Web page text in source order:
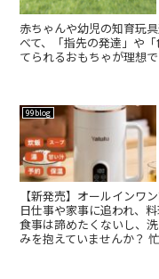
赤ちゃんや幼児の知育玩
べて、「指先の発達」や
てられるおもちゃが理想で
99blog
【新発売】オールインワ
日仕事や家事に追われ、
食事は諦めたくないし、
みを抱えていませんか？